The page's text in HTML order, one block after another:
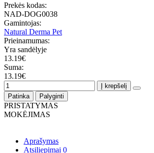
Prekės kodas:
NAD-DOG0038
Gamintojas:
Natural Derma Pet
Prieinamumas:
Yra sandėlyje
13.19€
Suma:
13.19€
Į krepšelį
Patinka
Palyginti
PRISTATYMAS
MOKĖJIMAS
Aprašymas
Atsiliepimai 0